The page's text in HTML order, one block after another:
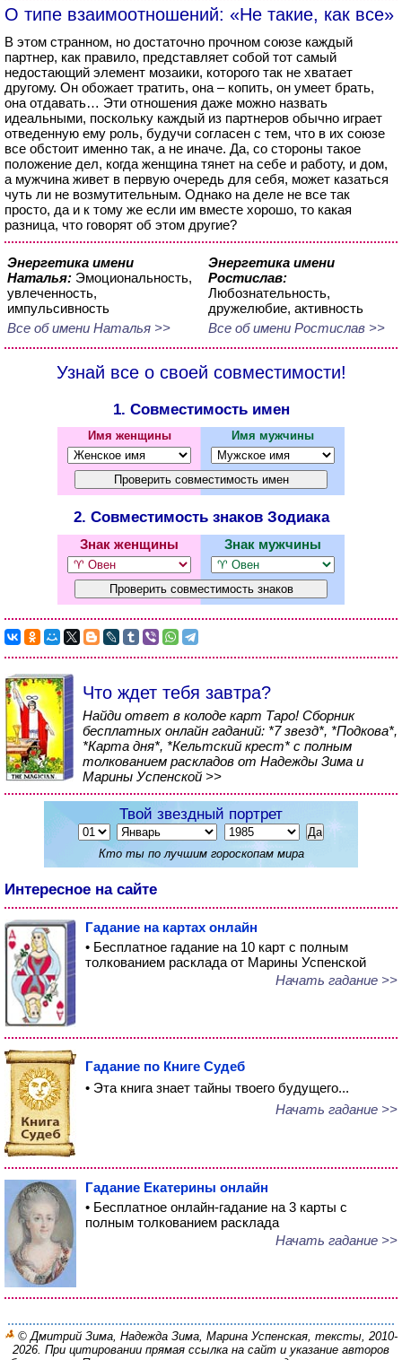
О типе взаимоотношений: «Не такие, как все»
В этом странном, но достаточно прочном союзе каждый
партнер, как правило, представляет собой тот самый
недостающий элемент мозаики, которого так не хватает
другому. Он обожает тратить, она – копить, он умеет брать,
она отдавать… Эти отношения даже можно назвать
идеальными, поскольку каждый из партнеров обычно играет
отведенную ему роль, будучи согласен с тем, что в их союзе
все обстоит именно так, а не иначе. Да, со стороны такое
положение дел, когда женщина тянет на себе и работу, и дом,
а мужчина живет в первую очередь для себя, может казаться
чуть ли не возмутительным. Однако на деле не все так
просто, да и к тому же если им вместе хорошо, то какая
разница, что говорят об этом другие?
Энергетика имени
Наталья: Эмоциональность,
увлеченность,
импульсивность
Все об имени Наталья >>
Энергетика имени
Ростислав:
Любознательность,
дружелюбие, активность
Все об имени Ростислав >>
Узнай все о своей совместимости!
1. Совместимость имен
Имя женщины Имя мужчины
2. Совместимость знаков Зодиака
Знак женщины Знак мужчины
Что ждет тебя завтра?
Найди ответ в колоде карт Таро! Сборник
бесплатных онлайн гаданий: *7 звезд*, *Подкова*,
*Карта дня*, *Кельтский крест* с полным
толкованием раскладов от Надежды Зима и
Марины Успенской >>
Твой звездный портрет
Кто ты по лучшим гороскопам мира
Интересное на сайте
Гадание на картах онлайн
• Бесплатное гадание на 10 карт с полным
толкованием расклада от Марины Успенской
Начать гадание >>
Гадание по Книге Судеб
• Эта книга знает тайны твоего будущего...
Начать гадание >>
Гадание Екатерины онлайн
• Бесплатное онлайн-гадание на 3 карты с
полным толкованием расклада
Начать гадание >>
© Дмитрий Зима, Надежда Зима, Марина Успенская, тексты, 2010-
2026. При цитировании прямая ссылка на сайт и указание авторов